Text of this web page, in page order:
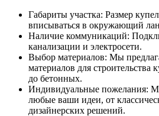
Габариты участка: Размер
вписываться в окружающий
Наличие коммуникаций:
канализации и электросети.
Выбор материалов: Мы
материалов для строительства
до бетонных.
Индивидуальные пожелания:
любые ваши идеи, от
дизайнерских решений.